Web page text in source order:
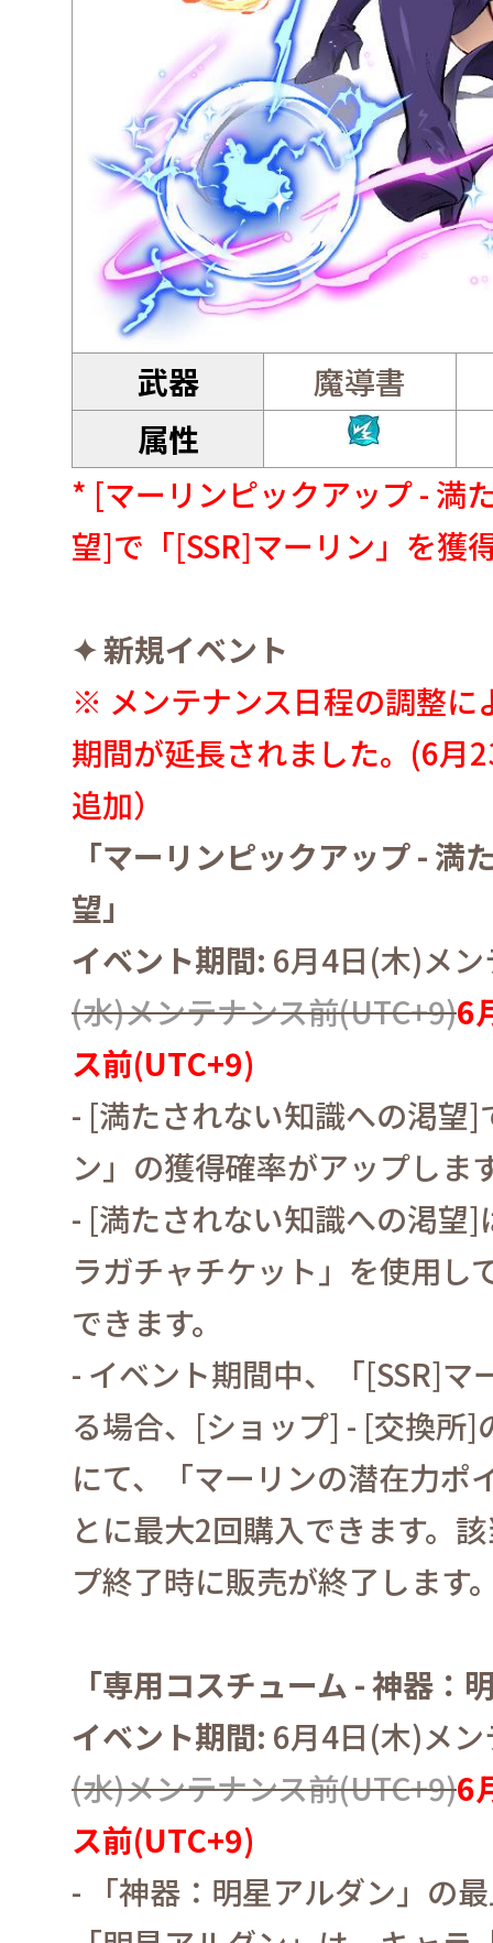
武器
魔導書
属性
* [マーリンピックアップ- 満
望]で「[SSR]マーリン」を獲
✦新規イベント
※ メンテナンス日程の調整
期間が延長されました。 (6月
追加）
「マーリンピックアップ- 満
望」
イベント期間: 6月4日(木)メ
(水)メンテナンス前(UTC+9)6
ス前(UTC+9)
- [満たされない知識への渇望]
ン」の獲得確率がアップしま
- [満たされない知識への渇望]
ラガチャチケット」を使用し
できます。
- イベント期間中、「[SSR]マ
る場合、 [ショップ] - [交換所]
にて、「マーリンの潜在力ポ
とに最大2回購入できます。
プ終了時に販売が終了します
「専用コスチューム -神器：
イベント期間: 6月4日(木)メ
(水)メンテナンス前(UTC+9)6
ス前(UTC+9)
-
「神器：明星アルダン」の